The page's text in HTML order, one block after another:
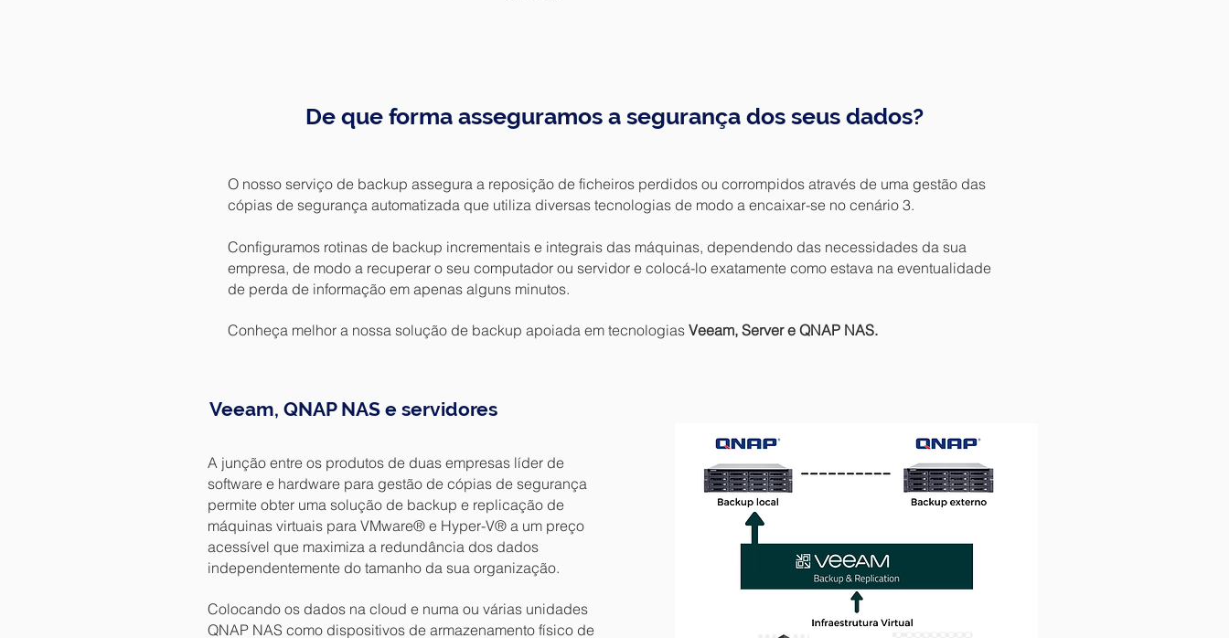
De que forma asseguramos a segurança dos seus dados?
O nosso serviço de backup assegura a reposição de ficheiros perdidos ou corrompidos através de uma gestão das
cópias de segurança automatizada que utiliza diversas tecnologias de modo a encaixar-se no cenário 3.
Configuramos rotinas de backup incrementais e integrais das máquinas, dependendo das necessidades da sua
empresa, de modo a recuperar o seu computador ou servidor e colocá-lo exatamente como estava na eventualidade
de perda de informação em apenas alguns minutos.
Conheça melhor a nossa solução de backup apoiada em tecnologias Veeam, Server e QNAP NAS.
Veeam, QNAP NAS e servidores
A junção entre os produtos de duas empresas líder de
software e hardware para gestão de cópias de segurança
permite obter uma solução de backup e replicação de
máquinas virtuais para VMware® e Hyper-V® a um preço
acessível que maximiza a redundância dos dados
independentemente do tamanho da sua organização.
Colocando os dados na cloud e numa ou várias unidades
QNAP NAS como dispositivos de armazenamento físico de